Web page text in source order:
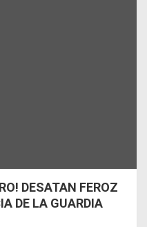
DESATAN FEROZ
DE LA GUARDIA